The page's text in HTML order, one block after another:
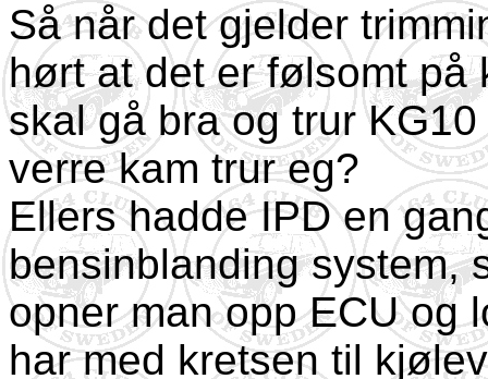
Så når det gjelder
hørt at det er følsomt på
skal gå bra og trur
verre kam trur eg?
Ellers hadde IPD en
bensinblanding system,
opner man opp ECU og
har med kretsen til